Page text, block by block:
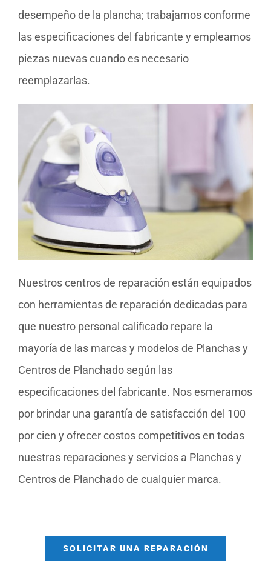
desempeño de la plancha; trabajamos conforme
las especificaciones del fabricante y empleamos
piezas nuevas cuando es necesario
reemplazarlas.
Nuestros centros de reparación están equipados
con herramientas de reparación dedicadas para
que nuestro personal calificado repare la
mayoría de las marcas y modelos de Planchas y
Centros de Planchado según las
especificaciones del fabricante. Nos esmeramos
por brindar una garantía de satisfacción del 100
por cien y ofrecer costos competitivos en todas
nuestras reparaciones y servicios a Planchas y
Centros de Planchado de cualquier marca.
SOLICITAR UNA REPARACIÓN